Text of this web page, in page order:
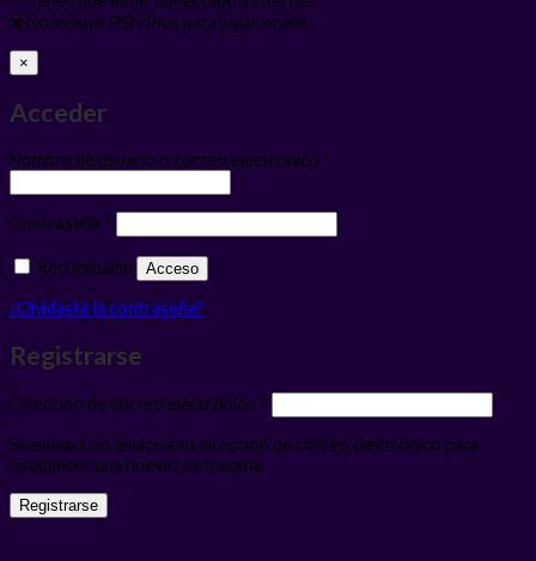
❌ No incluye PSN Plus para jugar online
×
Acceder
Nombre de usuario o correo electrónico *
Contraseña *
Recuérdame Acceso
¿Olvidaste la contraseña?
Registrarse
Dirección de correo electrónico *
Se enviará un enlace a tu dirección de correo electrónico para
establecer una nueva contraseña.
Registrarse